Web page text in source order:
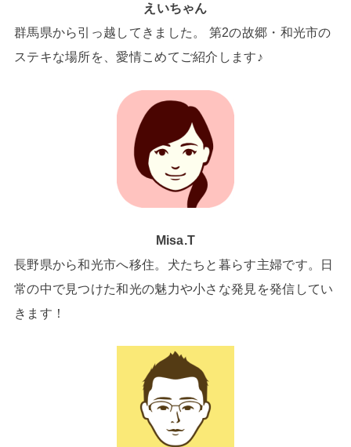
えいちゃん
群馬県から引っ越してきました。 第2の故郷・和光市の
ステキな場所を、愛情こめてご紹介します♪
Misa.T
長野県から和光市へ移住。犬たちと暮らす主婦です。日
常の中で見つけた和光の魅力や小さな発見を発信してい
きます！